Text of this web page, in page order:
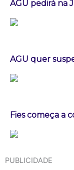
AGU pedirá na
AGU quer
Fies começa a
PUBLICIDADE